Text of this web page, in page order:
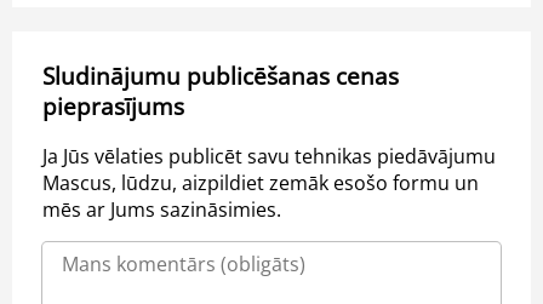
Sludinājumu publicēšanas cenas
pieprasījums
Ja Jūs vēlaties publicēt savu tehnikas piedāvājumu
Mascus, lūdzu, aizpildiet zemāk esošo formu un
mēs ar Jums sazināsimies.